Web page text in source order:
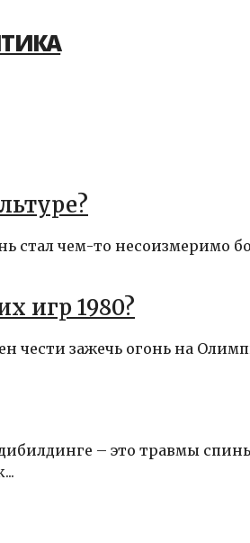
стал чем-то несоизмеримо
игр 1980?
чести зажечь огонь на
– это травмы